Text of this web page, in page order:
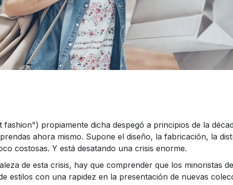
fashion") propiamente dicha despegó a principios de la
ahora mismo. Supone el diseño, la fabricación, la
costosas. Y está desatando una crisis enorme.
de esta crisis, hay que comprender que los minoristas
estilos con una rapidez en la presentación de nuevas